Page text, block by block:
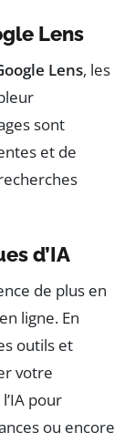
Lens
Lens, les
sont
et de
d’IA
de plus en
ligne. En
outils et
votre
pour
ou encore